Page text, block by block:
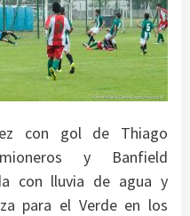
con gol de Thiago
y Banfield
con lluvia de agua y
para el Verde en los